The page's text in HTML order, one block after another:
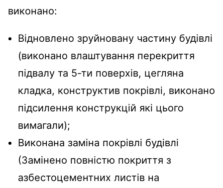
виконано:
Відновлено зруйновану частину будівлі
(виконано влаштування перекриття
підвалу та 5-ти поверхів, цегляна
кладка, конструктив покрівлі, виконано
підсилення конструкцій які цього
вимагали);
Виконана заміна покрівлі будівлі
(Замінено повністю покриття з
азбестоцементних листів на